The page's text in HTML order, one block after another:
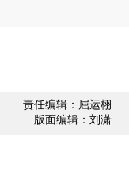
责任编辑：屈运栩
版面编辑：刘潇